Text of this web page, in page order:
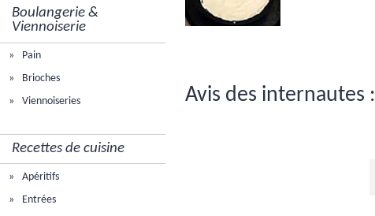
Boulangerie &
Viennoiserie
Pain
Brioches
Viennoiseries
Recettes de cuisine
Apéritifs
Entrées
Avis des internautes :